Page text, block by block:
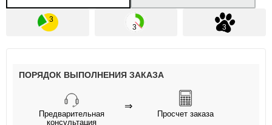
ПОРЯДОК ВЫПОЛНЕНИЯ ЗАКАЗА
Предварительная
консультация
⇒
Просчет заказа